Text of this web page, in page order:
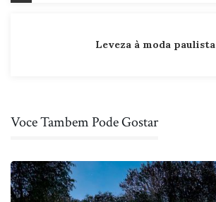
Post
Leveza à moda paulista
Voce Tambem Pode Gostar